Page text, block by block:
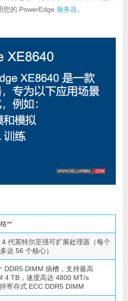
您的 PowerEdge 服务器。
**
4 代英特尔至强可扩展处理器（每个
达 56 个核心）
DDR5 DIMM 插槽，支持最高
4 TB，速度高达 4800 MT/s
寄存式 ECC DDR5 DIMM